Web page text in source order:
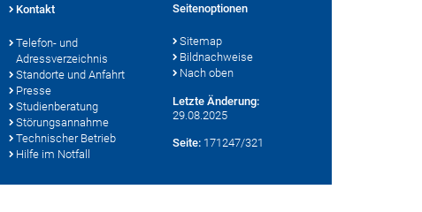
Kontakt
Telefon- und
Adressverzeichnis
Standorte und Anfahrt
Presse
Studienberatung
Störungsannahme
Technischer Betrieb
Hilfe im Notfall
Seitenoptionen
Sitemap
Bildnachweise
Nach oben
Letzte Änderung:
29.08.2025
Seite: 171247/321